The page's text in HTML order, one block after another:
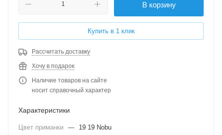
В корзину
Купить в 1 клик
Рассчитать доставку
Хочу в подарок
Наличие товаров на сайте
носит справочный характер
Характеристики
Цвет приманки —
19 19 Nobu